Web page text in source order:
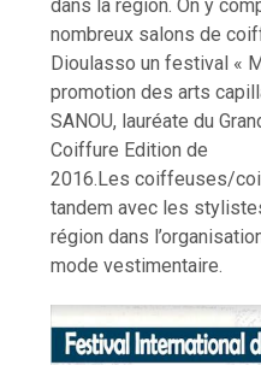
dans la région. On y
nombreux salons de
Dioulasso un festival «
promotion des arts
SANOU, lauréate du
Coiffure Edition de
2016.Les coiffeuses/
tandem avec les
région dans
mode vestimentaire.